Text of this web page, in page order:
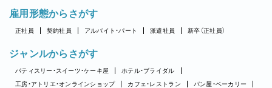
雇用形態からさがす
正社員 契約社員 アルバイト・パート 派遣社員 新卒（正社員）
ジャンルからさがす
パティスリー・スイーツ・ケーキ屋
ホテル・ブライダル
工房・アトリエ・オンラインショップ
カフェ・レストラン
パン屋・ベーカリー